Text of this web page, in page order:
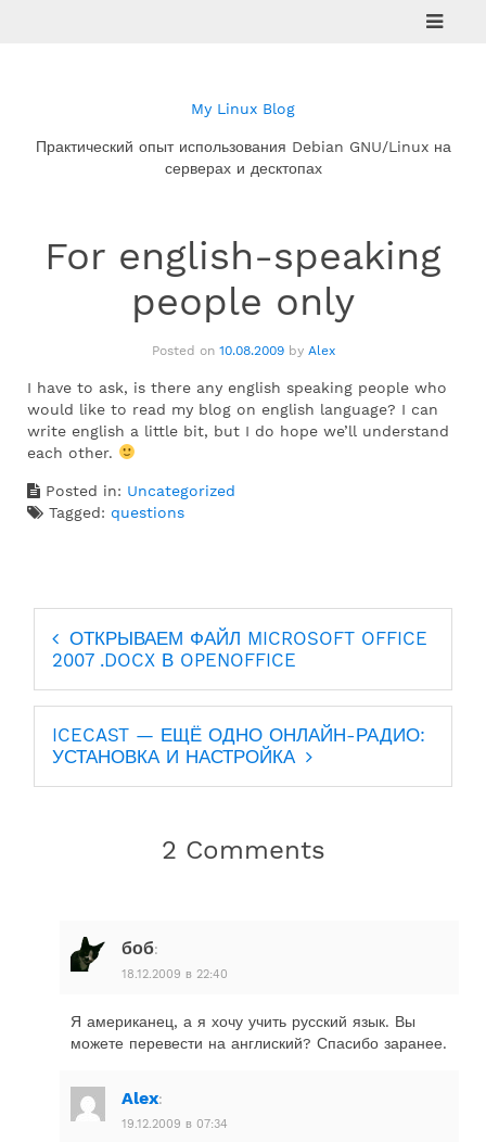
My Linux Blog
Практический опыт использования Debian GNU/Linux на
серверах и десктопах
For english-speaking
people only
Posted on 10.08.2009by Alex
I have to ask, is there any english speaking people who
would like to read my blog on english language? I can
write english a little bit, but I do hope we’ll understand
each other.
Posted in: Uncategorized
Tagged: questions
по
записям
ОТКРЫВАЕМ ФАЙЛ MICROSOFT OFFICE
2007 .DOCX В OPENOFFICE
ICECAST — ЕЩЁ ОДНО ОНЛАЙН-РАДИО:
УСТАНОВКА И НАСТРОЙКА
2 Comments
боб:
18.12.2009 в 22:40
Я американец, а я хочу учить русский язык. Вы
можете перевести на англиский? Спасибо заранее.
Alex:
19.12.2009 в 07:34